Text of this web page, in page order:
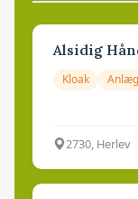
Alsidig
Kloak Anlæg
2730, Herlev